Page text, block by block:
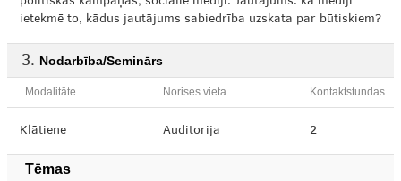
ietekmē to, kādus jautājums sabiedrība uzskata par būtiskiem?
Nodarbība/Seminārs
Modalitāte Norises vieta Kontaktstundas
Klātiene Auditorija 2
Tēmas